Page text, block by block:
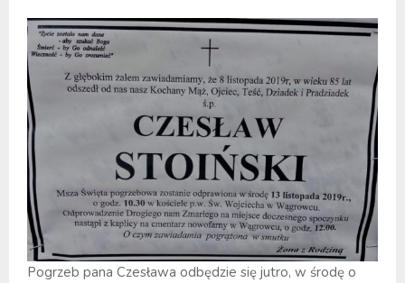
Pogrzeb pana Czesława odbędzie się jutro, w środę o